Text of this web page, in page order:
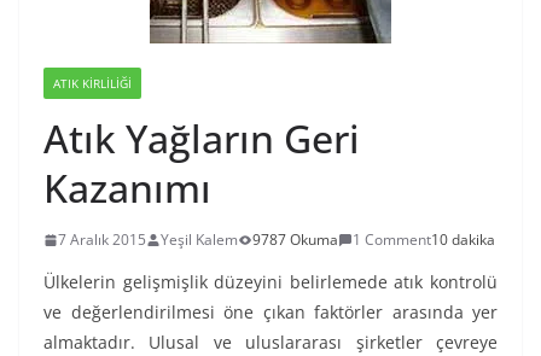
ATIK KIRLILIĞI
Atık Yağların Geri
Kazanımı
7 Aralık 2015 Yeşil Kalem 9787 Okuma 1 Comment10 dakika
Ülkelerin gelişmişlik düzeyini belirlemede atık kontrolü
ve değerlendirilmesi öne çıkan faktörler arasında yer
almaktadır. Ulusal ve uluslararası şirketler çevreye